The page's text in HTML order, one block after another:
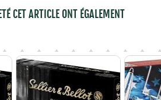
CET ARTICLE ONT ÉGALEMENT